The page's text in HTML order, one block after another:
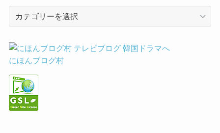
リ
ー
にほんブログ村